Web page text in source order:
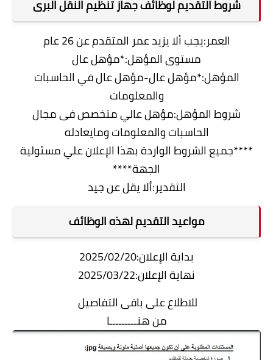
شروط التقديم لوظائف جهاز تنظيم النقل البرى
العمر:يجب ألا يزيد عمر المتقدم عن 26 عام
مستوى المؤهل:*مؤهل عال
المؤهل:*مؤهل عال-مؤهل عال في الحاسبات
والمعلومات
شروط المؤهل:مؤهل عالي متخصص فى مجال
الحاسبات والمعلومات ومايعادله
****جميع الشروط الواردة بهذا الإعلان علي مسئولية
الجهة****
التقدير:ألا يقل عن جيد
مواعيد التقديم لهذه الوظائف
بداية الإعلان:2025/02/20
نهاية الإعلان:2025/03/22
للاطلاع على باقى التفاصيل
من هنـــــــــا